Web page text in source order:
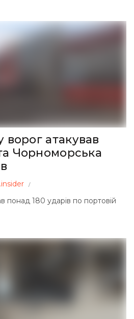
ворог атакував
Чорноморська
понад 180 ударів по портовій